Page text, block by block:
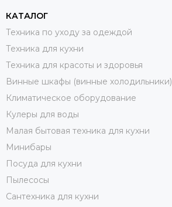
КАТАЛОГ
Техника по уходу за одеждой
Техника для кухни
Техника для красоты и здоровья
Винные шкафы (винные холодильники)
Климатическое оборудование
Кулеры для воды
Малая бытовая техника для кухни
Минибары
Посуда для кухни
Пылесосы
Сантехника для кухни